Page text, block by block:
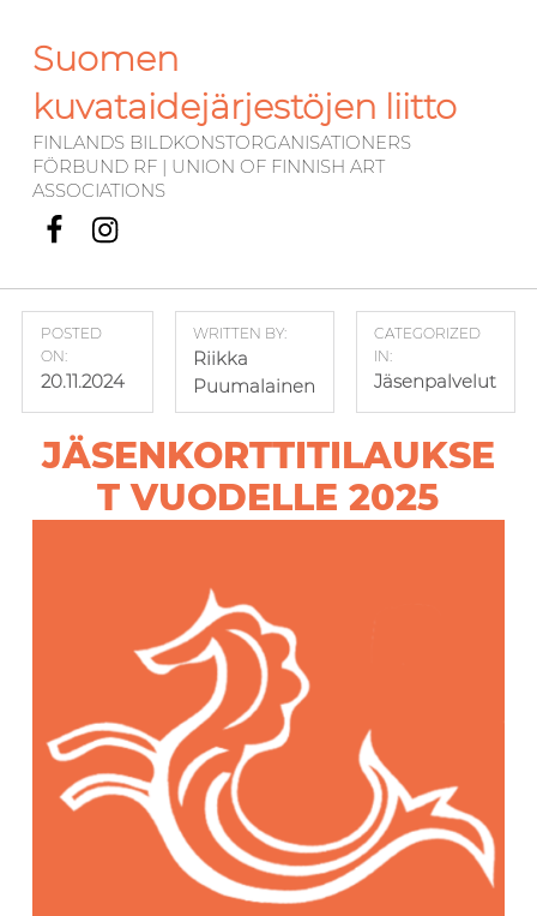
Suomen
kuvataidejärjestöjen liitto
FINLANDS BILDKONSTORGANISATIONERS
FÖRBUND RF | UNION OF FINNISH ART
ASSOCIATIONS
Facebook
Instagram
POSTED
ON:
20.11.2024
WRITTEN BY:
Riikka
Puumalainen
CATEGORIZED
IN:
Jäsenpalvelut
JÄSENKORTTITILAUKSE
T VUODELLE 2025